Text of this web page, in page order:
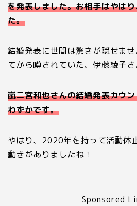
を発表しました。お相手はやは
た。
結婚発表に世間は驚きが隠せま
てから噂されていた、伊藤綾子さ
嵐二宮和也さんの結婚発表カウ
わずかです。
やはり、2020年を持って活動休
動きがありましたね！
Sponsored